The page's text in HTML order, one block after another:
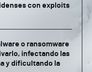
con exploits
o ransomware
infectando las
y dificultando la